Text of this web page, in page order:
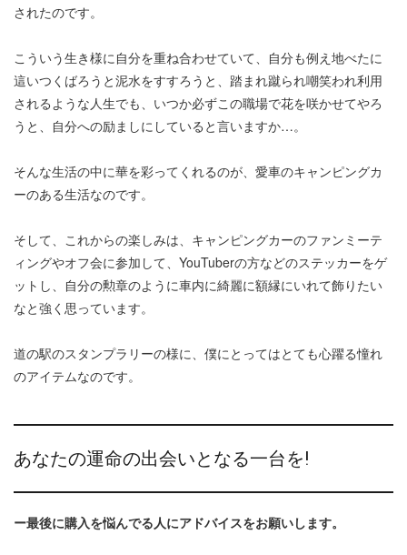
されたのです。
こういう生き様に自分を重ね合わせていて、自分も例え地べたに
這いつくばろうと泥水をすすろうと、踏まれ蹴られ嘲笑われ利用
されるような人生でも、いつか必ずこの職場で花を咲かせてやろ
うと、自分への励ましにしていると言いますか…。
そんな生活の中に華を彩ってくれるのが、愛車のキャンピングカ
ーのある生活なのです。
そして、これからの楽しみは、キャンピングカーのファンミーテ
ィングやオフ会に参加して、YouTuberの方などのステッカーをゲ
ットし、自分の勲章のように車内に綺麗に額縁にいれて飾りたい
なと強く思っています。
道の駅のスタンプラリーの様に、僕にとってはとても心躍る憧れ
のアイテムなのです。
あなたの運命の出会いとなる一台を!
ー最後に購入を悩んでる人にアドバイスをお願いします。